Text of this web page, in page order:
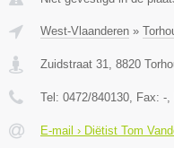
West-Vlaanderen »
Zuidstraat 31 8820
Tel: 0472/840130 , Fax: -
E-mail › Diëtist Tom